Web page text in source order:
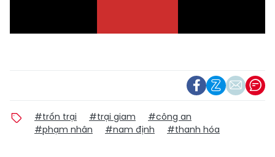
#trốn trại #trại giam
#công an
#phạm nhân
#nam định #thanh hóa